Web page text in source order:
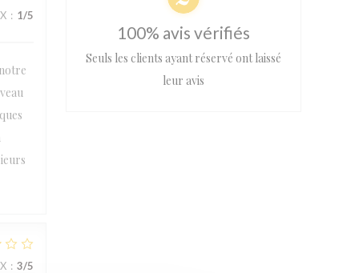
: 1/5
: 3/5
100% avis vérifiés
Seuls les clients ayant réservé ont laissé
leur avis